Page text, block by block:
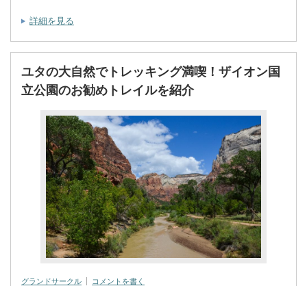
詳細を見る
ユタの大自然でトレッキング満喫！ザイオン国
立公園のお勧めトレイルを紹介
グランドサークル コメントを書く